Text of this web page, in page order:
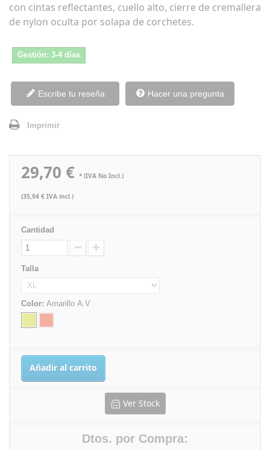
con cintas reflectantes, cuello alto, cierre de cremallera
de nylon oculta por solapa de corchetes.
Gestión: 3-4 días
Escribe tu reseña Hacer una pregunta
Imprimir
29,70 € * (IVA No Incl.)
(35,94 € IVA incl.)
Cantidad
Talla
Color: Amarillo A.V
Añadir al carrito
Ver Stock
Dtos. por Compra: